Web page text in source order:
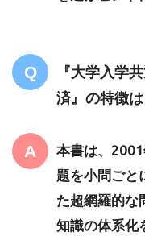
『大学入学
済』の特徴は
本書は、
題を小問ごと
た超網羅的な
知識の体系化